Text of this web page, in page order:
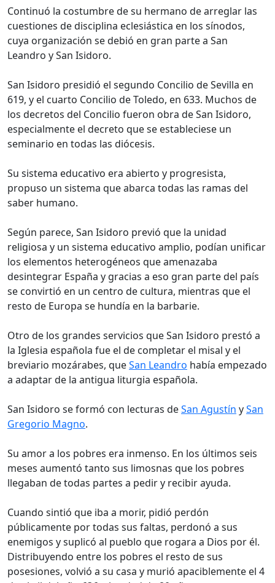
Continuó la costumbre de su hermano de arreglar las
cuestiones de disciplina eclesiástica en los sínodos,
cuya organización se debió en gran parte a San
Leandro y San Isidoro.
San Isidoro presidió el segundo Concilio de Sevilla en
619, y el cuarto Concilio de Toledo, en 633. Muchos de
los decretos del Concilio fueron obra de San Isidoro,
especialmente el decreto que se estableciese un
seminario en todas las diócesis.
Su sistema educativo era abierto y progresista,
propuso un sistema que abarca todas las ramas del
saber humano.
Según parece, San Isidoro previó que la unidad
religiosa y un sistema educativo amplio, podían unificar
los elementos heterogéneos que amenazaba
desintegrar España y gracias a eso gran parte del país
se convirtió en un centro de cultura, mientras que el
resto de Europa se hundía en la barbarie.
Otro de los grandes servicios que San Isidoro prestó a
la Iglesia española fue el de completar el misal y el
breviario mozárabes, queSan Leandro había empezado
a adaptar de la antigua liturgia española.
San Isidoro se formó con lecturas deSan Agustín ySan
Gregorio Magno.
Su amor a los pobres era inmenso. En los últimos seis
meses aumentó tanto sus limosnas que los pobres
llegaban de todas partes a pedir y recibir ayuda.
Cuando sintió que iba a morir, pidió perdón
públicamente por todas sus faltas, perdonó a sus
enemigos y suplicó al pueblo que rogara a Dios por él.
Distribuyendo entre los pobres el resto de sus
posesiones, volvió a su casa y murió apaciblemente el 4